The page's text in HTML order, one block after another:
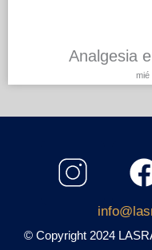
Analgesia
mié
© Copyright 2024